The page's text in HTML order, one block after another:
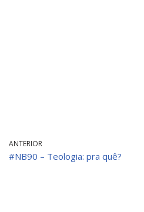
ANTERIOR
#NB90 – Teologia: pra quê?